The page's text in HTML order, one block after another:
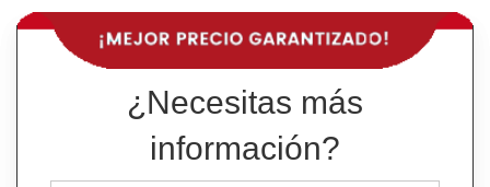
¿Necesitas más
información?